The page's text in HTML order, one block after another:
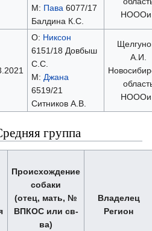
М: Пава 6077/17
Балдина К.С.
О: Никсон
6151/18 Довбыш
С.С.
М: Джана
6519/21
Ситников А.В.
А.И.
группа
Происхождение
собаки
(отец, мать, №
ВПКОС или св-
ва)
Владелец
Регион